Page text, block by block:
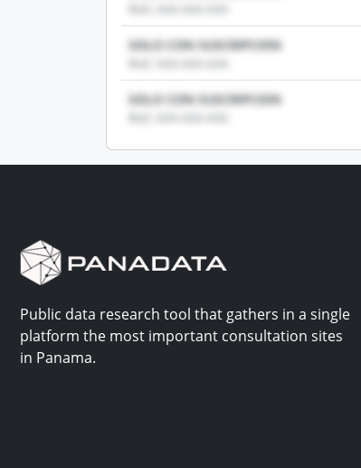
SOLO CON SUSCRIPCION
SOLO CON SUSCRIPCION
Public data research tool that gathers in a single
platform the most important consultation sites
in Panama.